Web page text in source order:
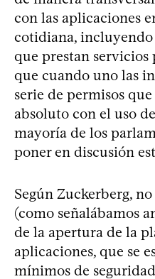
con las aplicaciones
cotidiana, incluyendo
que prestan servicios
que cuando uno las
serie de permisos
absoluto con el uso
mayoría de los
poner en discusión
Según Zuckerberg,
(como señalábamos
de la apertura de la
aplicaciones, que se
mínimos de